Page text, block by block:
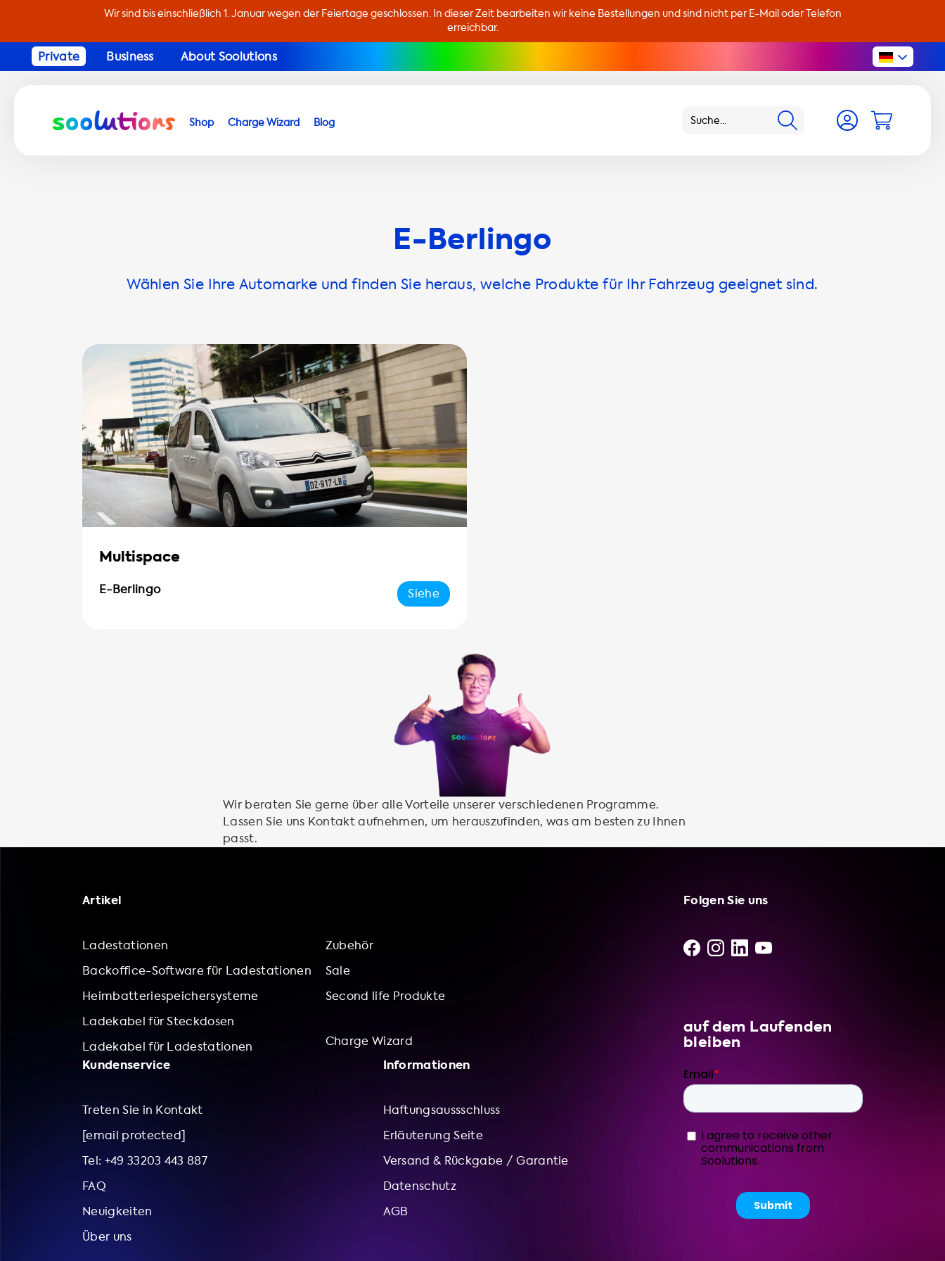
Wir sind bis einschließlich 1. Januar wegen der Feiertage geschlossen. In dieser Zeit bearbeiten wir keine Bestellungen und sind nicht per E-Mail oder Telefon
erreichbar.
Private Business About Soolutions
Shop Charge Wizard Blog
E-Berlingo
Wählen Sie Ihre Automarke und finden Sie heraus, welche Produkte für Ihr Fahrzeug geeignet sind.
Multispace
E-Berlingo Siehe
Wir beraten Sie gerne über alle Vorteile unserer verschiedenen Programme.
Lassen Sie uns Kontakt aufnehmen, um herauszufinden, was am besten zu Ihnen
passt.
Artikel
Ladestationen
Backoffice-Software für Ladestationen
Heimbatteriespeichersysteme
Ladekabel für Steckdosen
Ladekabel für Ladestationen
Zubehör
Sale
Second life Produkte
Charge Wizard
Kundenservice
Treten Sie in Kontakt
[email protected]
Tel: +49 33203 443 887
FAQ
Neuigkeiten
Über uns
Informationen
Haftungsaussschluss
Erläuterung Seite
Versand & Rückgabe / Garantie
Datenschutz
AGB
Folgen Sie uns
auf dem Laufenden
bleiben